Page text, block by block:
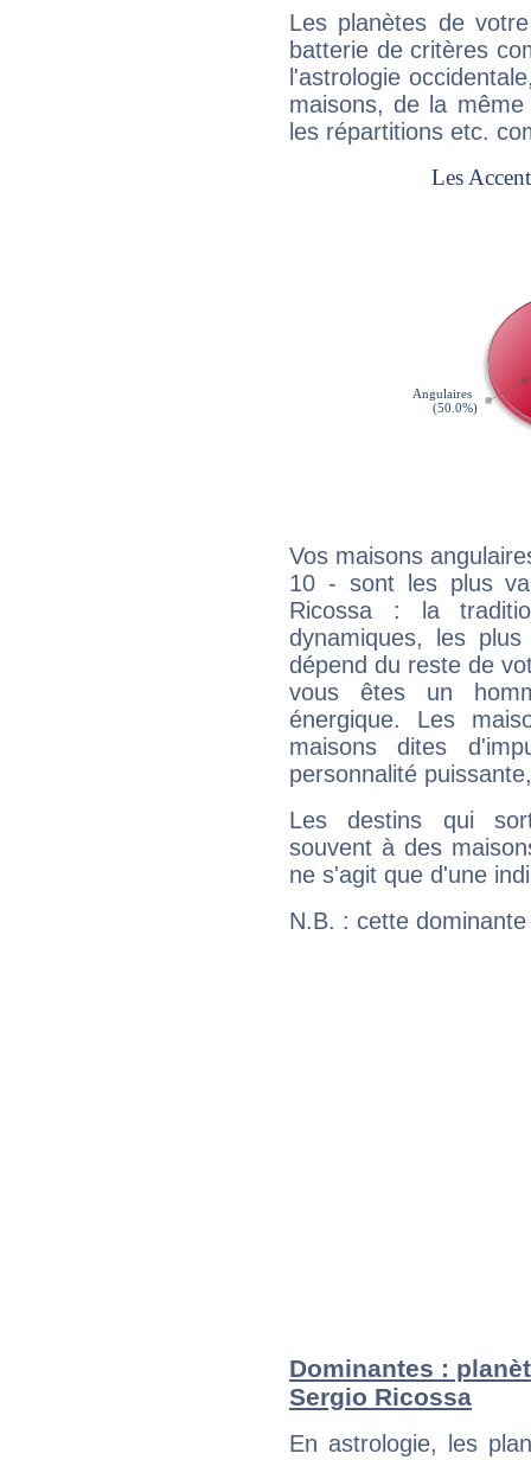
Les planètes de
batterie de critères
l'astrologie
maisons, de la
les répartitions etc.
Vos maisons
10 - sont les plus
Ricossa : la
dynamiques, les
dépend du reste de
vous êtes un
énergique. Les
maisons dites
personnalité
Les destins qui
souvent à des
ne s'agit que d'une
N.B. : cette
Dominantes :
Sergio Ricossa
En astrologie, les